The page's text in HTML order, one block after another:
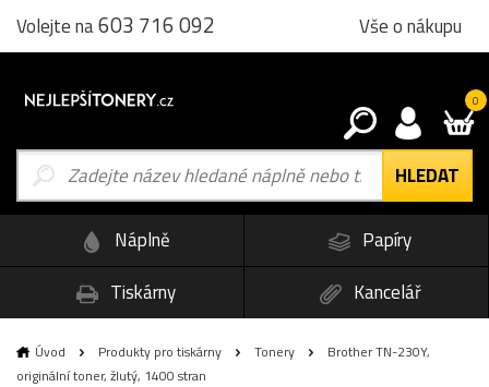
Volejte na603 716 092 Vše o nákupu
0
Náplně
Papíry
Tiskárny
Kancelář
Úvod Produkty pro tiskárny Tonery
Brother TN-230Y,
originální toner, žlutý, 1400 stran